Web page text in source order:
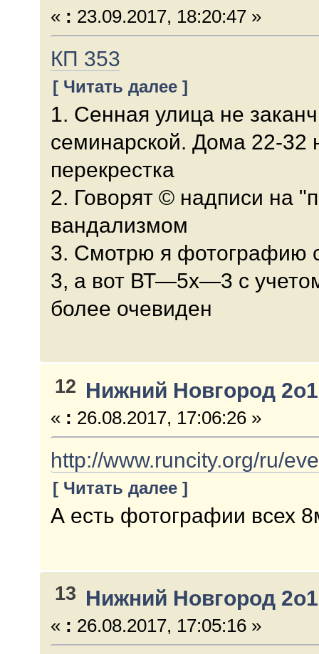
« : 23.09.2017, 18:20:47 »
КП 353
[ Читать далее ]
1. Сенная улица не
семинарской. Дома 22-32
перекрестка
2. Говорят © надписи на
вандализмом
3. Смотрю я фотографию
3, а вот ВТ—5х—3 с
более очевиден
12 Нижний Новгород
« : 26.08.2017, 17:06:26 »
http://www.runcity.org/ru/
[ Читать далее ]
А есть фотографии всех
13 Нижний Новгород
« : 26.08.2017, 17:05:16 »